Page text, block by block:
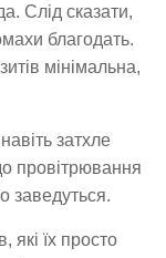
Слід сказати,
благодать.
мінімальна,
затхле
провітрювання
заведуться.
які їх просто